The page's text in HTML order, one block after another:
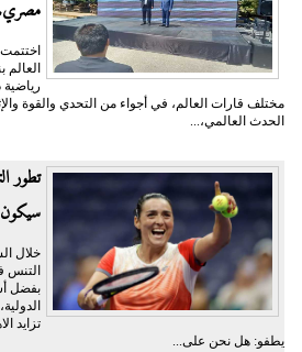
مختلف قارات العالم، في أجواء من التحدي والقوة
الحدث العالمي،...
تطور
خلال
التنس
بفضل
تزايد
يطفو: هل نحن على...